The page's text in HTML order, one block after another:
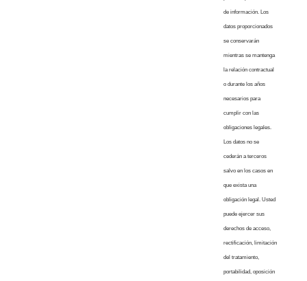
de información. Los
datos proporcionados
se conservarán
mientras se mantenga
la relación contractual
o durante los años
necesarios para
cumplir con las
obligaciones legales.
Los datos no se
cederán a terceros
salvo en los casos en
que exista una
obligación legal. Usted
puede ejercer sus
derechos de acceso,
rectificación, limitación
del tratamiento,
portabilidad, oposición